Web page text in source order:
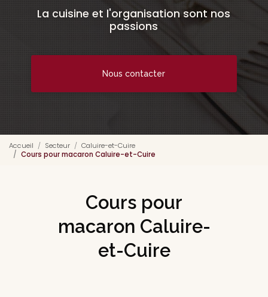
La cuisine et l'organisation sont nos
passions
Nous contacter
Accueil Secteur
Caluire-et-Cuire
Cours pour macaron Caluire-et-Cuire
Cours pour
macaron Caluire-
et-Cuire